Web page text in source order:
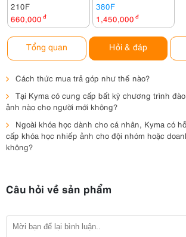
210F
660,000 đ
380F
1,450,000 đ
Tổng quan Hỏi & đáp
Cách thức mua trả góp như thế nào?
Tại Kyma có cung cấp bất kỳ chương trình
ảnh nào cho người mới không?
Ngoài khóa học dành cho cá nhân, Kyma có
cấp khóa học nhiếp ảnh cho đội nhóm hoặc
không?
Câu hỏi về sản phẩm